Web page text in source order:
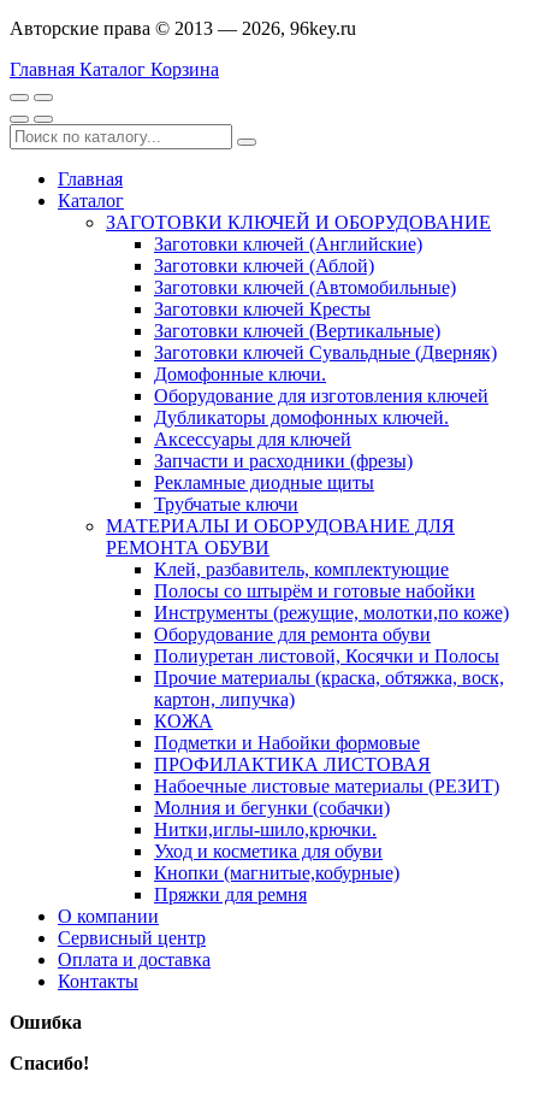
Авторские права © 2013 — 2026, 96key.ru
Главная Каталог Корзина
Главная
Каталог
ЗАГОТОВКИ КЛЮЧЕЙ И ОБОРУДОВАНИЕ
Заготовки ключей (Английские)
Заготовки ключей (Аблой)
Заготовки ключей (Автомобильные)
Заготовки ключей Кресты
Заготовки ключей (Вертикальные)
Заготовки ключей Сувальдные (Дверняк)
Домофонные ключи.
Оборудование для изготовления ключей
Дубликаторы домофонных ключей.
Аксессуары для ключей
Запчасти и расходники (фрезы)
Рекламные диодные щиты
Трубчатые ключи
МАТЕРИАЛЫ И ОБОРУДОВАНИЕ ДЛЯ
РЕМОНТА ОБУВИ
Клей, разбавитель, комплектующие
Полосы со штырём и готовые набойки
Инструменты (режущие, молотки,по коже)
Оборудование для ремонта обуви
Полиуретан листовой, Косячки и Полосы
Прочие материалы (краска, обтяжка, воск,
картон, липучка)
КОЖА
Подметки и Набойки формовые
ПРОФИЛАКТИКА ЛИСТОВАЯ
Набоечные листовые материалы (РЕЗИТ)
Молния и бегунки (собачки)
Нитки,иглы-шило,крючки.
Уход и косметика для обуви
Кнопки (магнитые,кобурные)
Пряжки для ремня
О компании
Сервисный центр
Оплата и доставка
Контакты
Ошибка
Спасибо!